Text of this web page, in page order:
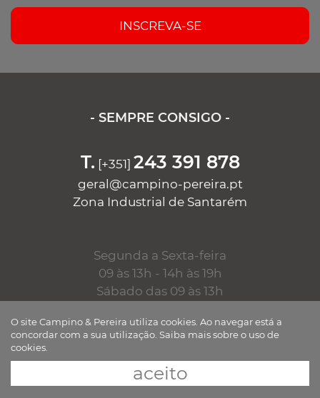
INSCREVA-SE
- SEMPRE CONSIGO -
T. [+351] 243 391 878
geral@campino-pereira.pt
Zona Industrial de Santarém
Segunda a Sexta-feira
09 às 13h - 14h às 19h
Sábado das 09 às 13h
O site Campino & Pereira utiliza cookies. Ao navegar está a
concordar com a sua utilização. Saiba mais sobre o uso de
cookies.
aceito